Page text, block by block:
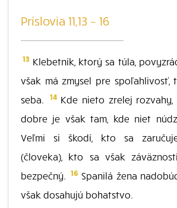
Príslovia 11,13 – 16
13 Klebetník, ktorý sa túla,
však má zmysel pre spoľahlivosť,
seba.
14Kde nieto zrelej rozvahy,
dobre je však tam, kde niet
Veľmi si škodí, kto sa
(človeka), kto sa však
bezpečný. 16 Spanilá žena
však dosahujú bohatstvo.